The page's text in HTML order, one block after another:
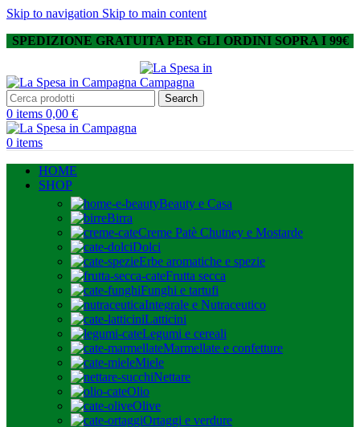
Skip to navigation Skip to main content
SPEDIZIONE GRATUITA PER GLI ORDINI SOPRA I 99€
Search
0 items 0,00 €
0 items
HOME
SHOP
Beauty e Casa
Birra
Creme Patè Chutney e Mostarde
Dolci
Erbe aromatiche e spezie
Frutta secca
Funghi e tartufi
Integrale e Nutraceutico
Latticini
Legumi e cereali
Marmellate e confetture
Miele
Nettare
Olio
Olive
Ortaggi e verdure